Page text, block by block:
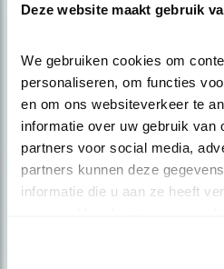
Deze website maakt gebruik
We gebruiken cookies om
personaliseren, om functies
en om ons websiteverkeer te
informatie over uw gebruik van
partners voor social media,
partners kunnen deze
informatie die u aan ze heeft